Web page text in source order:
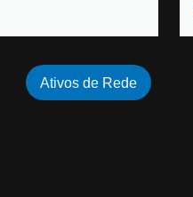
Ativos de Rede